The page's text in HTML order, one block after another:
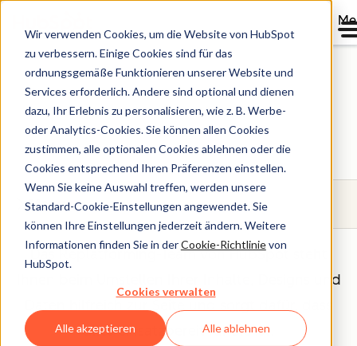
Wir verwenden Cookies, um die Website von HubSpot
zu verbessern. Einige Cookies sind für das
ordnungsgemäße Funktionieren unserer Website und
Services erforderlich. Andere sind optional und dienen
dazu, Ihr Erlebnis zu personalisieren, wie z. B. Werbe-
oder Analytics-Cookies. Sie können allen Cookies
zustimmen, alle optionalen Cookies ablehnen oder die
Cookies entsprechend Ihren Präferenzen einstellen.
Wenn Sie keine Auswahl treffen, werden unsere
Standard-Cookie-Einstellungen angewendet. Sie
können Ihre Einstellungen jederzeit ändern. Weitere
Informationen finden Sie in derCookie-Richtlinievon
HubSpot.
Cookies verwalten
Alle akzeptieren Alle ablehnen
Migrationsservices
Menu
Das Replatforming-Team von HubSpot steht
Ihnen beim Umstellen Ihrer Inhalte, Designs und
alles einsatzbereit für Sie ist.